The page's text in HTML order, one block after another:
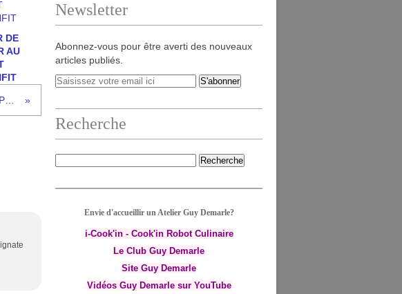
DE
AU
COMMANDER DES PRODUITS GUY DEMARLE
Newsletter
Abonnez-vous pour être averti des nouveaux
articles publiés.
Recherche
Envie d'accueillir un Atelier Guy Demarle?
i-Cook'in - Cook'in Robot Culinaire
Le Club Guy Demarle
Site Guy Demarle
Vidéos Guy Demarle sur YouTube